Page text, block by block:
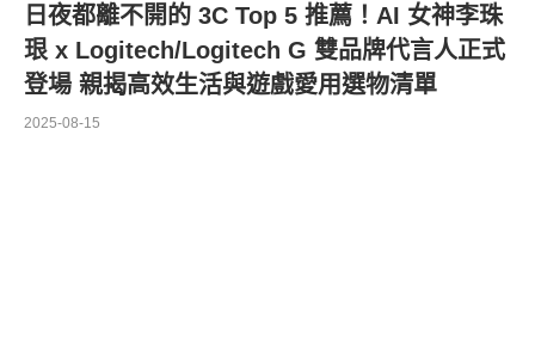
日夜都離不開的 3C Top 5 推薦！AI 女神李珠
珢 x Logitech/Logitech G 雙品牌代言人正式
登場 親揭高效生活與遊戲愛用選物清單
2025-08-15